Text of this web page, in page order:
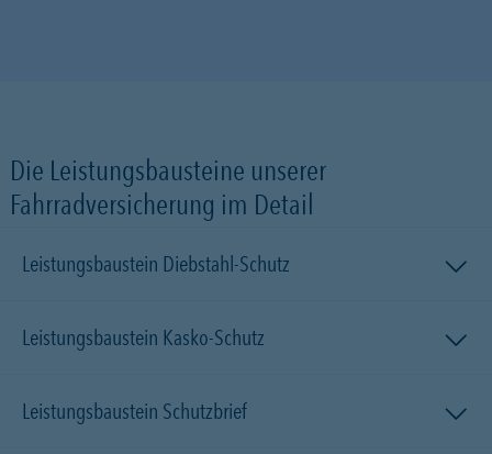
Die Leistungsbausteine unserer
Fahrradversicherung im Detail
Leistungsbaustein Diebstahl-Schutz
Leistungsbaustein Kasko-Schutz
Leistungsbaustein Schutzbrief